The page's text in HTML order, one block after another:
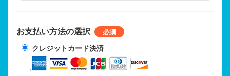
お支払い方法の選択
クレジットカード決済